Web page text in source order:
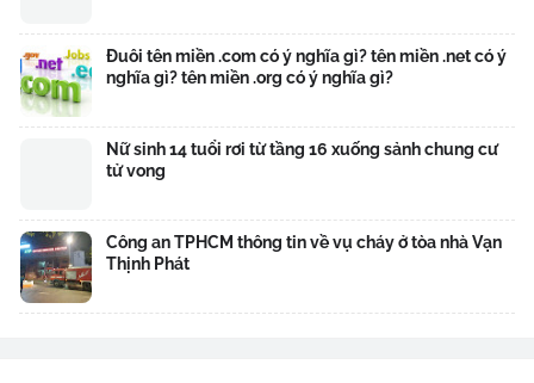
Đuôi tên miền .com có ý nghĩa gì? tên miền .net có ý
nghĩa gì? tên miền .org có ý nghĩa gì?
Nữ sinh 14 tuổi rơi từ tầng 16 xuống sảnh chung cư
tử vong
Công an TPHCM thông tin về vụ cháy ở tòa nhà Vạn
Thịnh Phát